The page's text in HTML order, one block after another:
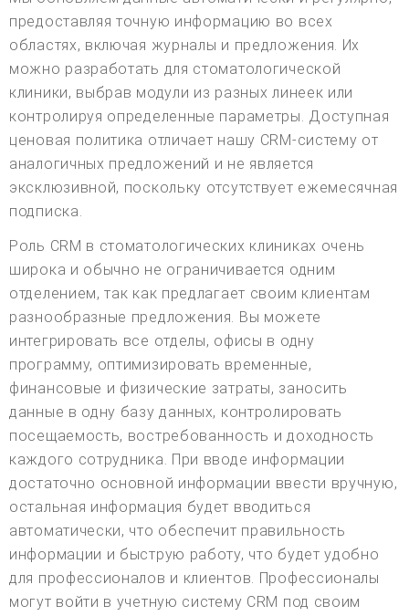
предоставляя точную информацию во всех
областях, включая журналы и предложения. Их
можно разработать для стоматологической
клиники, выбрав модули из разных линеек или
контролируя определенные параметры. Доступная
ценовая политика отличает нашу CRM-систему от
аналогичных предложений и не является
эксклюзивной, поскольку отсутствует ежемесячная
подписка.
Роль CRM в стоматологических клиниках очень
широка и обычно не ограничивается одним
отделением, так как предлагает своим клиентам
разнообразные предложения. Вы можете
интегрировать все отделы, офисы в одну
программу, оптимизировать временные,
финансовые и физические затраты, заносить
данные в одну базу данных, контролировать
посещаемость, востребованность и доходность
каждого сотрудника. При вводе информации
достаточно основной информации ввести вручную,
остальная информация будет вводиться
автоматически, что обеспечит правильность
информации и быструю работу, что будет удобно
для профессионалов и клиентов. Профессионалы
могут войти в учетную систему CRM под своим